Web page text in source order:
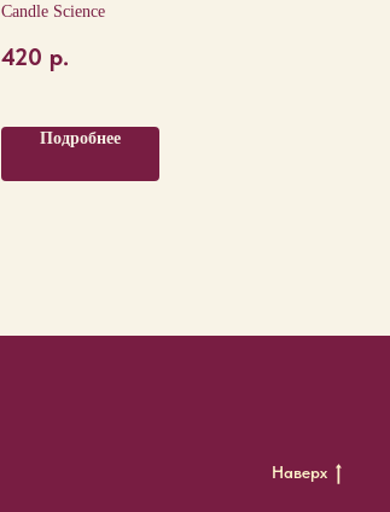
Candle Science
420 р.
Подробнее
Наверх